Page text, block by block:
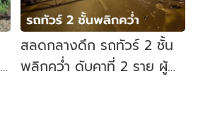
สลดกลางดึก รถทัวร์ 2 ชั้น
พลิกคว่ำ ดับคาที่ 2 ราย ผู้